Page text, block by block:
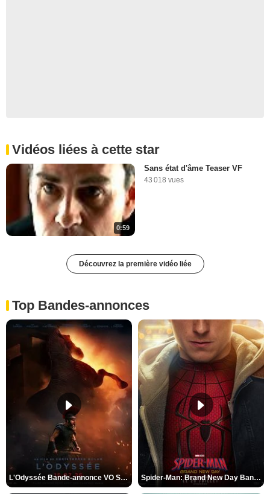
Vidéos liées à cette star
0:59
Sans état d'âme Teaser VF
43 018 vues
Découvrez la première vidéo liée
Top Bandes-annonces
L'Odyssée Bande-annonce VO STFR Spider-Man: Brand New Day Bande-annonce VO STFR